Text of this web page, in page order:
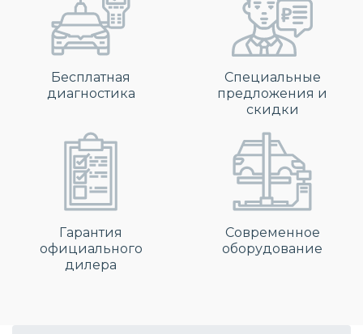
Бесплатная
диагностика
Специальные
предложения и
скидки
Гарантия
официального
дилера
Современное
оборудование